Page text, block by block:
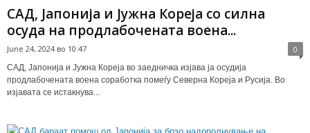
САД, Јапонија и Јужна Кореја со силна
осуда на продлабочената воена...
June 24, 2024 во 10:47 0
САД, Јапонија и Јужна Кореја во заедничка изјава ја осудија
продлабочената воена соработка помеѓу Северна Кореја и Русија. Во
изјавата се истакнува...